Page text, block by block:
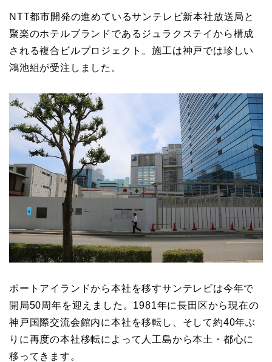
NTT都市開発の進めているサンテレビ新本社放送局と
聚楽のホテルブランドであるジュラクステイから構成
される複合ビルプロジェクト。施工は神戸では珍しい
鴻池組が受注しました。
ポートアイランドから本社を移すサンテレビは今年で
開局50周年を迎えました。1981年に長田区から現在の
神戸国際交流会館内に本社を移転し、そして約40年ぶ
りに再度の本社移転によって人工島から本土・都心に
移ってきます。